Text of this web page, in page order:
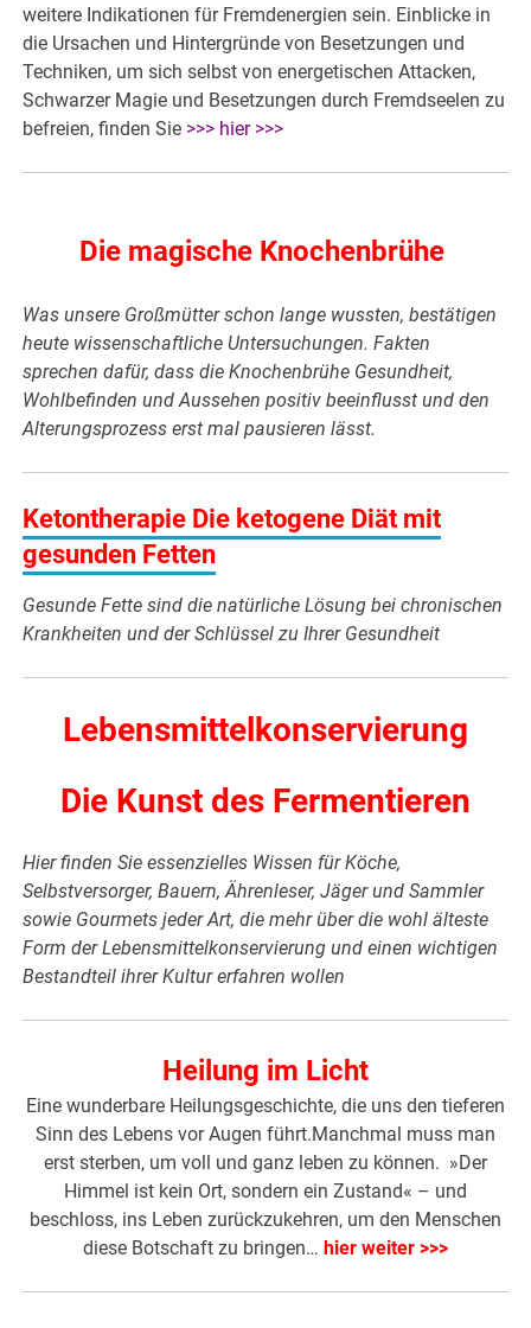
weitere Indikationen für Fremdenergien sein. Einblicke in
die Ursachen und Hintergründe von Besetzungen und
Techniken, um sich selbst von energetischen Attacken,
Schwarzer Magie und Besetzungen durch Fremdseelen zu
befreien, finden Sie >>> hier >>>
Die magische Knochenbrühe
Was unsere Großmütter schon lange wussten, bestätigen
heute wissenschaftliche Untersuchungen. Fakten
sprechen dafür, dass die Knochenbrühe Gesundheit,
Wohlbefinden und Aussehen positiv beeinflusst und den
Alterungsprozess erst mal pausieren lässt.
Ketontherapie Die ketogene Diät mit
gesunden Fetten
Gesunde Fette sind die natürliche Lösung bei chronischen
Krankheiten und der Schlüssel zu Ihrer Gesundheit
Lebensmittelkonservierung
Die Kunst des Fermentieren
Hier finden Sie essenzielles Wissen für Köche,
Selbstversorger, Bauern, Ährenleser, Jäger und Sammler
sowie Gourmets jeder Art, die mehr über die wohl älteste
Form der Lebensmittelkonservierung und einen wichtigen
Bestandteil ihrer Kultur erfahren wollen
Heilung im Licht
Eine wunderbare Heilungsgeschichte, die uns den tieferen
Sinn des Lebens vor Augen führt.Manchmal muss man
erst sterben, um voll und ganz leben zu können. »Der
Himmel ist kein Ort, sondern ein Zustand« – und
beschloss, ins Leben zurückzukehren, um den Menschen
diese Botschaft zu bringen… hier weiter >>>